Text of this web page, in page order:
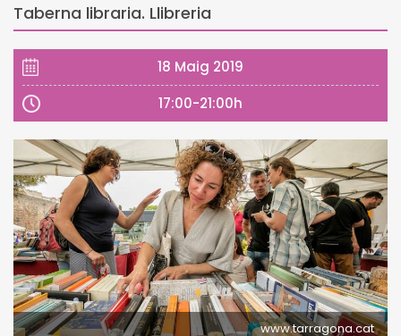
Taberna libraria. Llibreria
18 Maig 2019
17:00-21:00h
www.tarragona.cat